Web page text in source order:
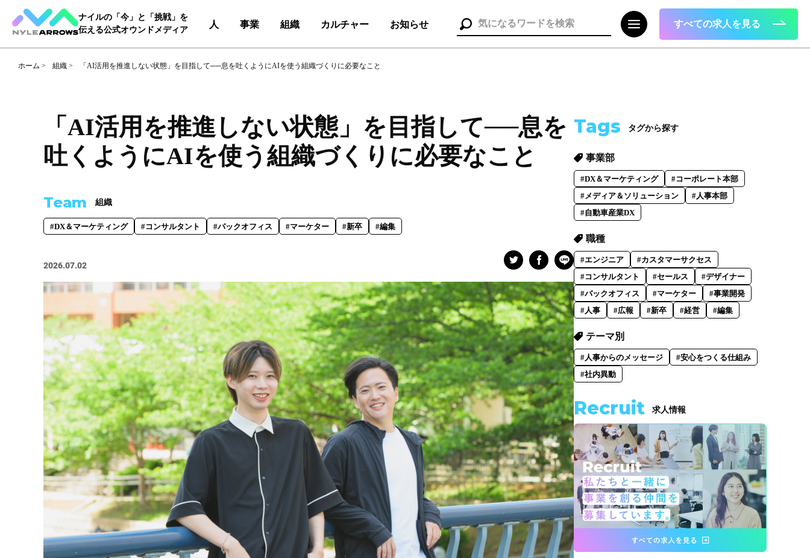
ナイルの「今」と「挑戦」を
伝える公式オウンドメディア
人 事業 組織 カルチャー お知らせ すべての求人を見る
人（65） 事業（36） 組織（37） お知らせ（25）
事業部 #DX＆マーケティング #コーポレート本部 #メディア＆ソリューション
#バックオフィス
#マーケター #事業開発 #人事 #広報 #新卒 #経営 #編集
テーマ別 #人事からのメッセージ #安心をつくる仕組み #社内異動
面接で転職理由はどう話すべき？面接官
が聞きたい、模範解答ではない「本音」
2023.08.01
ホーム > 組織 > 「AI活用を推進しない状態」を目指して──息を吐くようにAIを使う組織づくりに必要なこと
「AI活用を推進しない状態」を目指して──息を
吐くようにAIを使う組織づくりに必要なこと
Team 組織
#DX＆マーケティング #コンサルタント #バックオフィス #マーケター #新卒 #編集
2026.07.02
Tags タグから探す
事業部
#DX＆マーケティング
#コーポレート本部
#メディア＆ソリューション
#人事本部
#自動車産業DX
職種
#エンジニア
#カスタマーサクセス
#コンサルタント
#セールス
#デザイナー
#バックオフィス
#マーケター
#事業開発
#人事
#広報 #新卒 #経営 #編集
テーマ別
#人事からのメッセージ
#安心をつくる仕組み
#社内異動
Recruit 求人情報